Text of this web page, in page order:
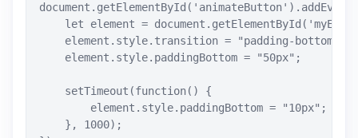
let element =
element.style.transition = "padding-bottom
    element.style.paddingBottom = "50px";
    setTimeout(function() {
        element.style.paddingBottom = "10px";
    }, 1000);